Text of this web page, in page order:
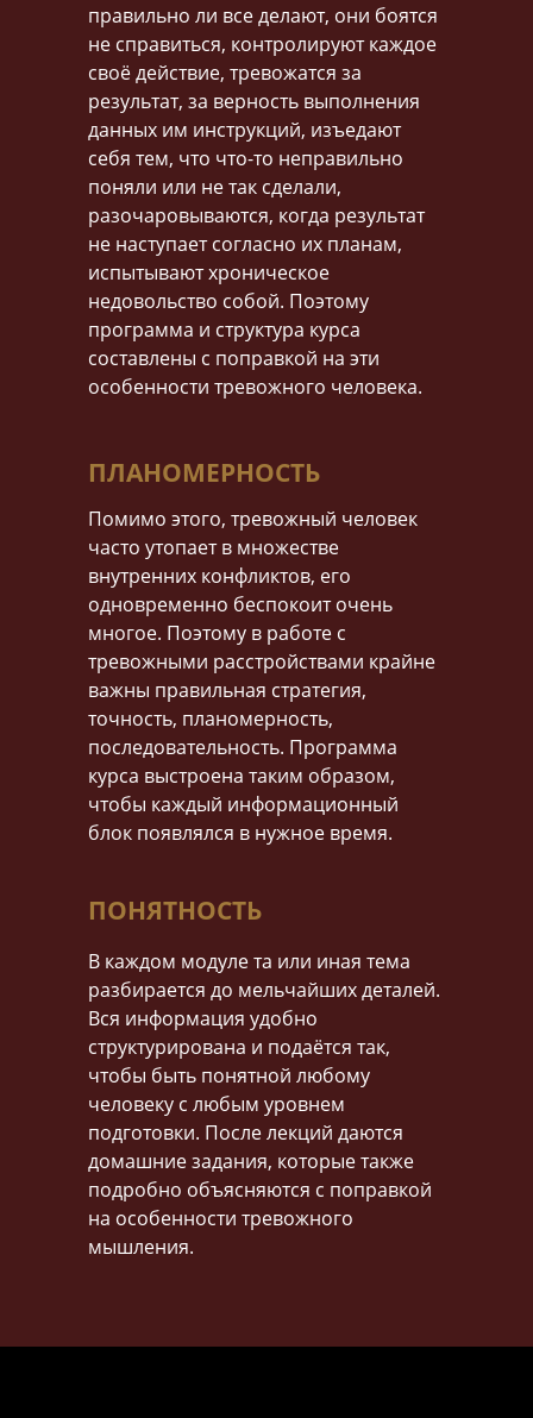
правильно ли все делают, они боятся
не справиться, контролируют каждое
своё действие, тревожатся за
результат, за верность выполнения
данных им инструкций, изъедают
себя тем, что что-то неправильно
поняли или не так сделали,
разочаровываются, когда результат
не наступает согласно их планам,
испытывают хроническое
недовольство собой. Поэтому
программа и структура курса
составлены с поправкой на эти
особенности тревожного человека.
ПЛАНОМЕРНОСТЬ
Помимо этого, тревожный человек
часто утопает в множестве
внутренних конфликтов, его
одновременно беспокоит очень
многое. Поэтому в работе с
тревожными расстройствами крайне
важны правильная стратегия,
точность, планомерность,
последовательность. Программа
курса выстроена таким образом,
чтобы каждый информационный
блок появлялся в нужное время.
В каждом модуле та или иная тема
разбирается до мельчайших деталей.
Вся информация удобно
структурирована и подаётся так,
чтобы быть понятной любому
человеку с любым уровнем
подготовки. После лекций даются
домашние задания, которые также
подробно объясняются с поправкой
на особенности тревожного
мышления.
ПОНЯТНОСТЬ